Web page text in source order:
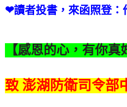
❤讀者投書，來函照登
【感恩的心，有你真
致 澎湖防衛司令部